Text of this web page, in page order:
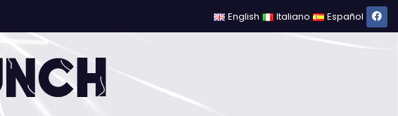
English Italiano Español